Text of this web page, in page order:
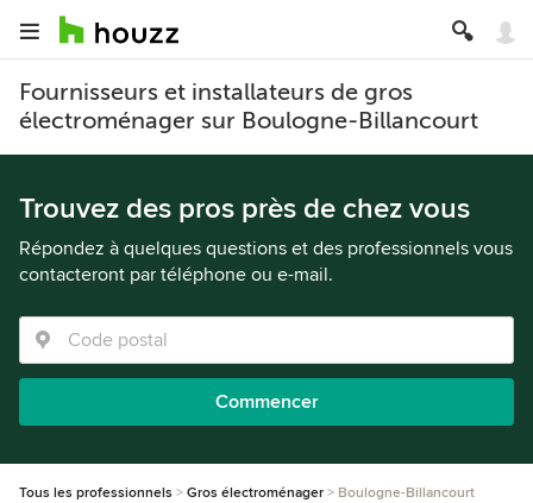
Fournisseurs et installateurs de gros
électroménager sur Boulogne-Billancourt
Trouvez des pros près de chez vous
Répondez à quelques questions et des professionnels vous
contacteront par téléphone ou e-mail.
Commencer
Tous les professionnels Gros électroménager Boulogne-Billancourt